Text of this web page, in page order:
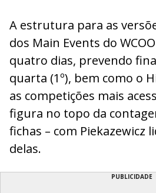
A estrutura para as
dos Main Events do
quatro dias, prevendo
quarta (1º), bem como o
as competições mais
figura no topo da
fichas – com Piekazewicz
delas.
PUBLICIDADE